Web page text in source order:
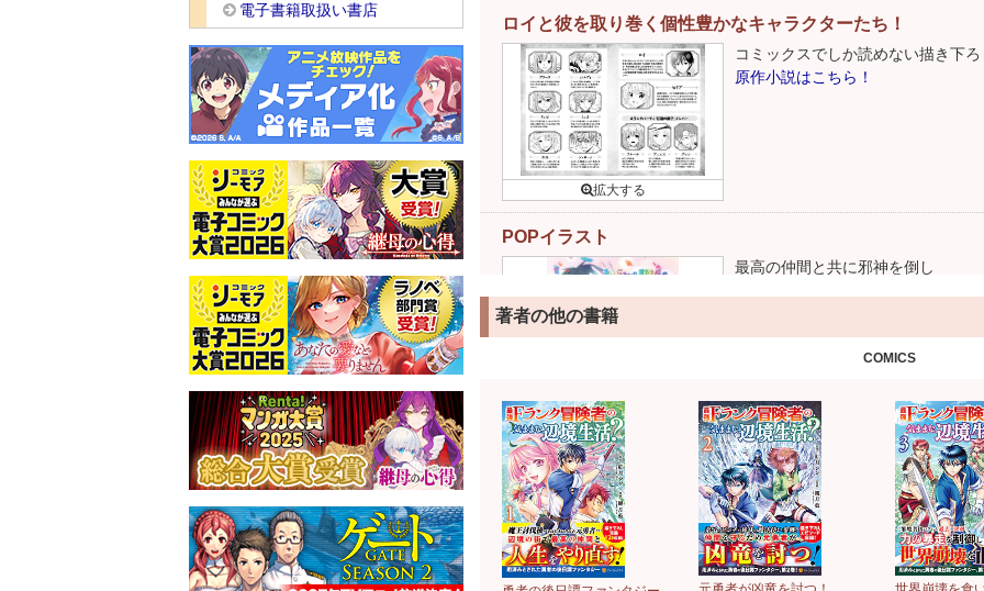
ロイと彼を取り巻く個性豊かなキャラクターたち！
コミックスでしか読めない描き下
原作小説はこちら！
POPイラスト
最高の仲間と共に邪神を倒し
著者の他の書籍
COMICS
電子書籍取扱い書店